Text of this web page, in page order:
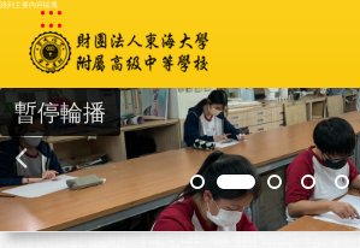
跳到主要內容區塊
:::
暫停輪播